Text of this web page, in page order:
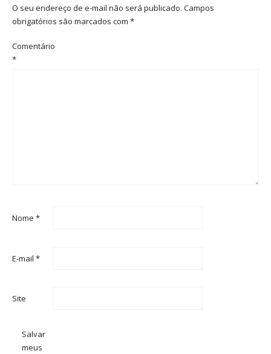
O seu endereço de e-mail não será publicado. Campos
obrigatórios são marcados com *
Comentário
*
Nome *
E-mail *
Site
Salvar
meus